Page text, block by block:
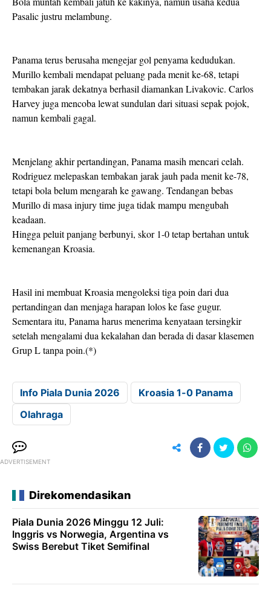
Pasalic justru melambung.
Panama terus berusaha mengejar gol penyama kedudukan.
Murillo kembali mendapat peluang pada menit ke-68, tetapi
tembakan jarak dekatnya berhasil diamankan Livakovic. Carlos
Harvey juga mencoba lewat sundulan dari situasi sepak pojok,
namun kembali gagal.
Menjelang akhir pertandingan, Panama masih mencari celah.
Rodriguez melepaskan tembakan jarak jauh pada menit ke-78,
tetapi bola belum mengarah ke gawang. Tendangan bebas
Murillo di masa injury time juga tidak mampu mengubah
keadaan.
Hingga peluit panjang berbunyi, skor 1-0 tetap bertahan untuk
kemenangan Kroasia.
Hasil ini membuat Kroasia mengoleksi tiga poin dari dua
pertandingan dan menjaga harapan lolos ke fase gugur.
Sementara itu, Panama harus menerima kenyataan tersingkir
setelah mengalami dua kekalahan dan berada di dasar klasemen
Grup L tanpa poin.(*)
Info Piala Dunia 2026
Kroasia 1-0 Panama
Olahraga
ADVERTISEMENT
Direkomendasikan
Piala Dunia 2026 Minggu 12 Juli:
Inggris vs Norwegia, Argentina vs
Swiss Berebut Tiket Semifinal